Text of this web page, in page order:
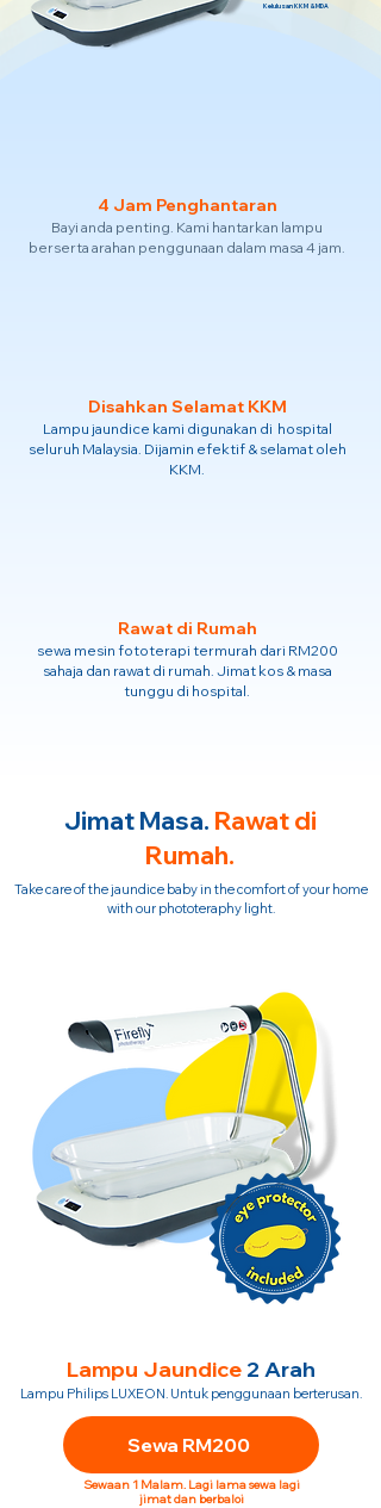
Kelulusan KKM & MDA
4 Jam Penghantaran
Bayi anda penting. Kami hantarkan lampu
berserta arahan penggunaan dalam masa 4 jam.
Disahkan Selamat KKM
Lampu jaundice kami digunakan di hospital
seluruh Malaysia. Dijamin efektif & selamat oleh
KKM.
Rawat di Rumah
sewa mesin fototerapi termurah dari RM200
sahaja dan rawat di rumah. Jimat kos & masa
tunggu di hospital.
Jimat Masa. Rawat di
Rumah.
Take care of the jaundice baby in the comfort of your home
with our phototeraphy light.
Lampu Jaundice 2 Arah
Lampu Philips LUXEON. Untuk penggunaan berterusan.
Sewa RM200
Sewaan 1 Malam. Lagi lama sewa lagi
jimat dan berbaloi